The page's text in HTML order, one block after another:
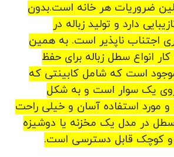
ضروریات هر خانه است.بدون
دارد و تولید زباله در
اجتناب ناپذیر است. به همین
انواع سطل زباله برای حفظ
است که شامل کابینتی که
یک سوار است و به شکل
مورد استفاده آسان و خیلی راحت
سطل در مدل یک مخزنه یا دوشیزه
و کوچک قابل دسترسی است.